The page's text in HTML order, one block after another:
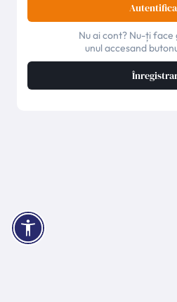
Nu ai cont? Nu-ți
unul accesand